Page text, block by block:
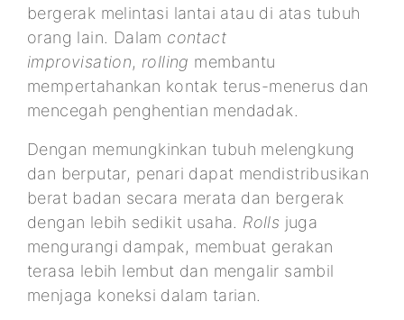
bergerak melintasi lantai atau di atas tubuh
orang lain. Dalam contact
improvisation, rolling membantu
mempertahankan kontak terus-menerus dan
mencegah penghentian mendadak.
Dengan memungkinkan tubuh melengkung
dan berputar, penari dapat mendistribusikan
berat badan secara merata dan bergerak
dengan lebih sedikit usaha. Rolls juga
mengurangi dampak, membuat gerakan
terasa lebih lembut dan mengalir sambil
menjaga koneksi dalam tarian.